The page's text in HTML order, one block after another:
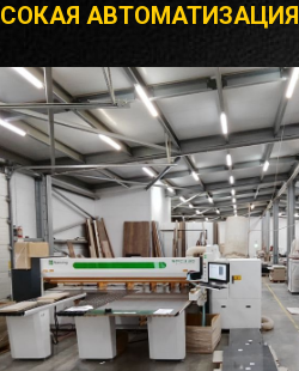
АВТОМАТИЗАЦИЯ